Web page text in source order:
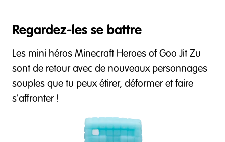
Regardez-les se battre
Les mini héros Minecraft Heroes of Goo Jit Zu
sont de retour avec de nouveaux personnages
souples que tu peux étirer, déformer et faire
s'affronter !